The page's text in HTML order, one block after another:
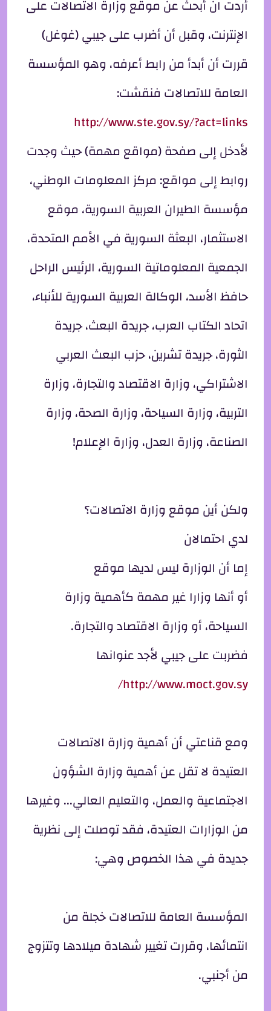
أردت ان أبحث عن موقع وزارة الاتصالات على
الإنترنت، وقبل أن أضرب على جيبي (غوغل)
قررت أن أبدأ من رابط أعرفه، وهو المؤسسة
العامة للاتصالات فنقشت:
http://www.ste.gov.sy/?act=links
لأدخل إلى صفحة (مواقع مهمة) حيث وجدت
روابط إلى مواقع: مركز المعلومات الوطني،
مؤسسة الطيران العربية السورية، موقع
الاستثمار، البعثة السورية في الأمم المتحدة،
الجمعية المعلوماتية السورية، الرئيس الراحل
حافظ الأسد، الوكالة العربية السورية للأنباء،
اتحاد الكتاب العرب، جريدة البعث، جريدة
الثورة، جريدة تشرين، حزب البعث العربي
الاشتراكي، وزارة الاقتصاد والتجارة، وزارة
التربية، وزارة السياحة، وزارة الصحة، وزارة
الصناعة، وزارة العدل، وزارة الإعلام!
ولكن أين موقع وزارة الاتصالات؟
لدي احتمالان
إما أن الوزارة ليس لديها موقع
أو أنها وزارا غير مهمة كأهمية وزارة
السياحة، أو وزارة الاقتصاد والتجارة.
فضربت على جيبي لأجد عنوانها
http://www.moct.gov.sy/
ومع قناعتي أن أهمية وزارة الاتصالات
العتيدة لا تقل عن أهمية وزارة الشؤون
الاجتماعية والعمل، والتعليم العالي... وغيرها
من الوزارات العتيدة، فقد توصلت إلى نظرية
جديدة في هذا الخصوص وهي:
المؤسسة العامة للاتصالات خجلة من
انتمائها، وقررت تغيير شهادة ميلادها وتتزوج
من أجنبي.